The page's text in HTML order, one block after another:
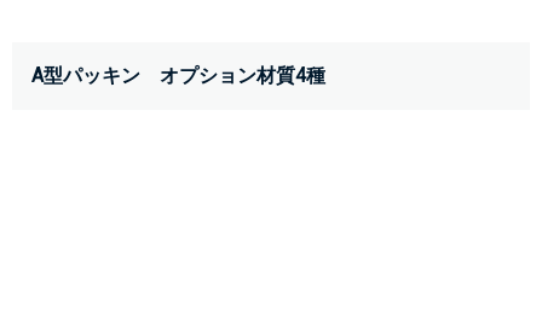
A型パッキン　オプション材質4種